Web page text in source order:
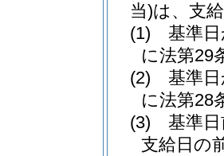
当)は、支
(1)
基準
に法第29
(2)
基準
に法第28
(3)
基準
支給日の